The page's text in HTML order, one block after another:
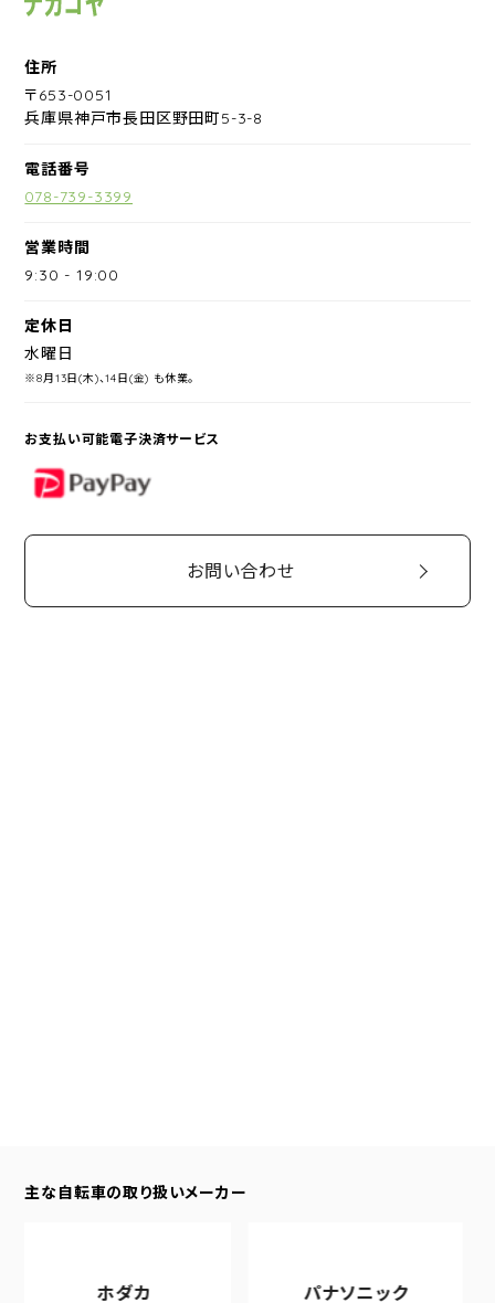
住所
〒653-0051
兵庫県神戸市長田区野田町5-3-8
電話番号
078-739-3399
営業時間
9:30 -19:00
定休日
水曜日
※8月13日(木)、14日(金) も休業。
お支払い可能電子決済サービス
PayPay
お問い合わせ
主な自転車の取り扱いメーカー
ホダカ パナソニック